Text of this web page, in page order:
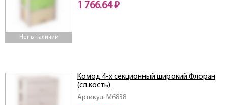
Нет в наличии
1 766.64 ₽
Артикул: M6838
Комод 4-х секционный широкий Флоран
(сл.кость)